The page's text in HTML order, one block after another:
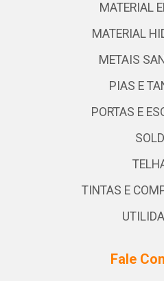
MATERIAL
MATERIAL
METAIS
PIAS E
PORTAS E
TINTAS E
Fale